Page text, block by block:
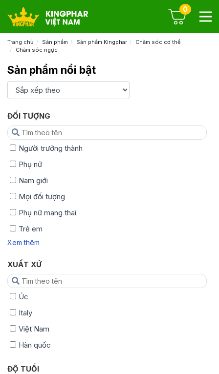
0
Trang chủ Sản phẩm Sản phẩm Kingphar
Chăm sóc cơ thể
Chăm sóc ngực
ĐỐI TƯỢNG
Người trưởng thành
Phụ nữ
Nam giới
Mọi đối tượng
Phụ nữ mang thai
Trẻ em
Xem thêm
XUẤT XỨ
Úc
Italy
Việt Nam
Hàn quốc
ĐỘ TUỔI
Sản phẩm nổi bật